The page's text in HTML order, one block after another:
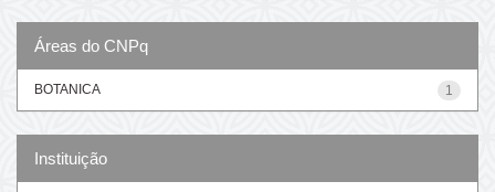
Áreas do CNPq
1
BOTANICA
Instituição